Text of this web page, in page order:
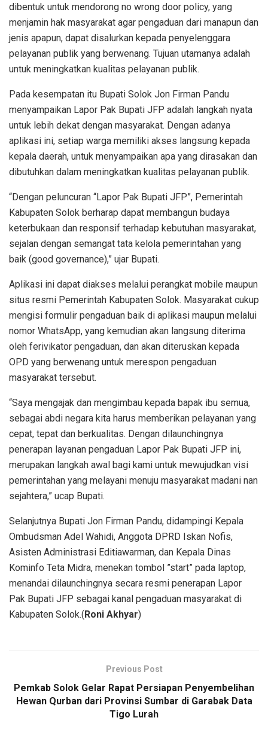
dibentuk untuk mendorong no wrong door policy, yang
menjamin hak masyarakat agar pengaduan dari manapun dan
jenis apapun, dapat disalurkan kepada penyelenggara
pelayanan publik yang berwenang. Tujuan utamanya adalah
untuk meningkatkan kualitas pelayanan publik.
Pada kesempatan itu Bupati Solok Jon Firman Pandu
menyampaikan Lapor Pak Bupati JFP adalah langkah nyata
untuk lebih dekat dengan masyarakat. Dengan adanya
aplikasi ini, setiap warga memiliki akses langsung kepada
kepala daerah, untuk menyampaikan apa yang dirasakan dan
dibutuhkan dalam meningkatkan kualitas pelayanan publik.
“Dengan peluncuran “Lapor Pak Bupati JFP”, Pemerintah
Kabupaten Solok berharap dapat membangun budaya
keterbukaan dan responsif terhadap kebutuhan masyarakat,
sejalan dengan semangat tata kelola pemerintahan yang
baik (good governance),” ujar Bupati.
Aplikasi ini dapat diakses melalui perangkat mobile maupun
situs resmi Pemerintah Kabupaten Solok. Masyarakat cukup
mengisi formulir pengaduan baik di aplikasi maupun melalui
nomor WhatsApp, yang kemudian akan langsung diterima
oleh ferivikator pengaduan, dan akan diteruskan kepada
OPD yang berwenang untuk merespon pengaduan
masyarakat tersebut.
“Saya mengajak dan mengimbau kepada bapak ibu semua,
sebagai abdi negara kita harus memberikan pelayanan yang
cepat, tepat dan berkualitas. Dengan dilaunchingnya
penerapan layanan pengaduan Lapor Pak Bupati JFP ini,
merupakan langkah awal bagi kami untuk mewujudkan visi
pemerintahan yang melayani menuju masyarakat madani nan
sejahtera,” ucap Bupati.
Selanjutnya Bupati Jon Firman Pandu, didampingi Kepala
Ombudsman Adel Wahidi, Anggota DPRD Iskan Nofis,
Asisten Administrasi Editiawarman, dan Kepala Dinas
Kominfo Teta Midra, menekan tombol ”start” pada laptop,
menandai dilaunchingnya secara resmi penerapan Lapor
Pak Bupati JFP sebagai kanal pengaduan masyarakat di
Kabupaten Solok.(Roni Akhyar)
Previous Post
Pemkab Solok Gelar Rapat Persiapan Penyembelihan
Hewan Qurban dari Provinsi Sumbar di Garabak Data
Tigo Lurah